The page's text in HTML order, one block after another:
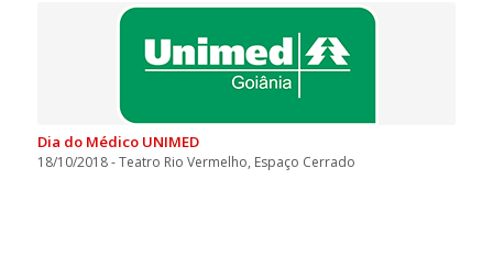
Dia do Médico UNIMED
18/10/2018 - Teatro Rio Vermelho, Espaço Cerrado